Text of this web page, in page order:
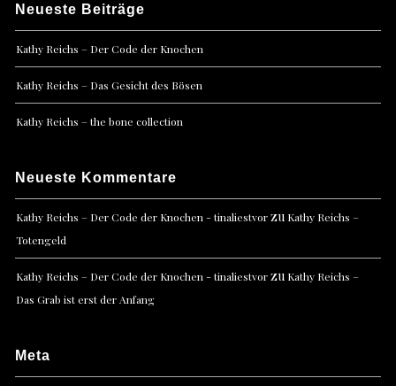
Neueste Beiträge
Kathy Reichs – Der Code der Knochen
Kathy Reichs – Das Gesicht des Bösen
Kathy Reichs – the bone collection
Neueste Kommentare
Kathy Reichs – Der Code der Knochen - tinaliestvorzu Kathy Reichs –
Totengeld
Kathy Reichs – Der Code der Knochen - tinaliestvorzu Kathy Reichs –
Das Grab ist erst der Anfang
Meta